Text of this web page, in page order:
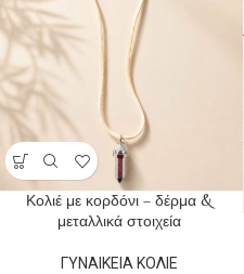
Κολιέ με κορδόνι – δέρμα &
μεταλλικά στοιχεία
ΓΥΝΑΙΚΕΙΑ ΚΟΛΙΕ